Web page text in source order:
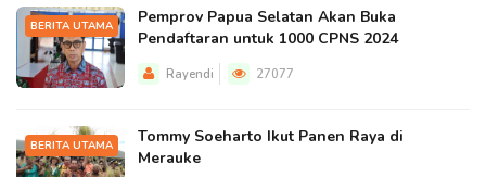
BERITA UTAMA
Pemprov Papua Selatan Akan Buka
Pendaftaran untuk 1000 CPNS 2024
Rayendi 27077
BERITA UTAMA
Tommy Soeharto Ikut Panen Raya di
Merauke